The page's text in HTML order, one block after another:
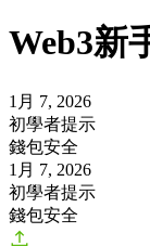
Web3新
1月 7, 2026
初學者提示
錢包安全
1月 7, 2026
初學者提示
錢包安全